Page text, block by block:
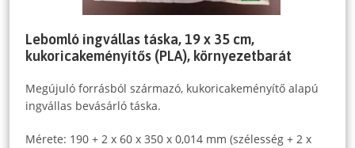
Lebomló ingvállas táska, 19 x 35 cm,
kukoricakeményítős (PLA), környezetbarát
Megújuló forrásból származó, kukoricakeményítő alapú
ingvállas bevásárló táska.
Mérete: 190 + 2 x 60 x 350 x 0,014 mm (szélesség + 2 x